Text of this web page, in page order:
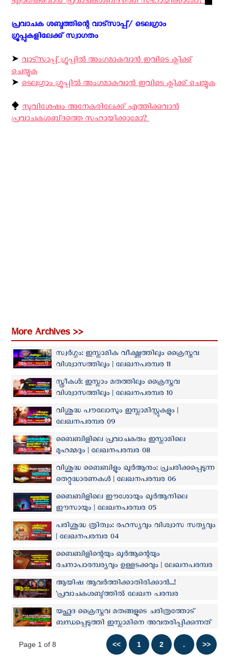
പ്രവാചക ശബ്ദത്തിന്റെ വാട്സാപ്പ്/ ടെലഗ്രാം
ഗ്രൂപ്പുകളിലേക്ക് സ്വാഗതം ‍
➤ വാട്സാപ്പ് ഗ്രൂപ്പിൽ അംഗമാകുവാൻ ഇവിടെ ക്ലിക്ക്
ചെയ്യുക
➤ ടെലഗ്രാം ഗ്രൂപ്പിൽ അംഗമാകുവാൻ ഇവിടെ ക്ലിക്ക് ചെയ്യുക
⧪ സുവിശേഷം അനേകരിലേക്ക് എത്തിക്കുവാൻ
പ്രവാചകശബ്‌ദത്തെ സഹായിക്കാമോ? ‍
More Archives >>
സ്വർഗ്ഗം: ഇസ്ലാമിക വീക്ഷ്ണത്തിലും ക്രൈസ്തവ
വിശ്വാസത്തിലും | ലേഖനപരമ്പര 11
സ്ത്രീകള്‍: ഇസ്ലാം മതത്തിലും ക്രൈസ്തവ
വിശ്വാസത്തിലും | ലേഖനപരമ്പര 10
വിശുദ്ധ പൗലോസും ഇസ്ലാമിസ്റ്റുകളും |
ലേഖനപരമ്പര 09
ബൈബിളിലെ പ്രവാചകരും ഇസ്ലാമിലെ
മുഹമ്മദും | ലേഖനപരമ്പര 08
വിശുദ്ധ ബൈബിളും ഖുര്‍ആനും: പ്രചരിക്കപ്പെടുന്ന
തെറ്റുദ്ധാരണകൾ | ലേഖനപരമ്പര 06
ബൈബിളിലെ ഈശോയും ഖുർആനിലെ
ഈസായും | ലേഖനപരമ്പര 05
പരിശുദ്ധ ത്രിത്വം: രഹസ്യവും വിശ്വാസ സത്യവും
| ലേഖനപരമ്പര 04
ബൈബിളിന്റെയും ഖുർആന്റെയും
രചനാപാരമ്പര്യവും ഉള്ളടക്കവും | ലേഖനപരമ്പര
02
ആയിഷ ആവര്‍ത്തിക്കാതിരിക്കാന്‍...!
'പ്രവാചകശബ്ദ'ത്തില്‍ ലേഖന പരമ്പര
ആരംഭിക്കുന്നു
യഹൂദ ക്രൈസ്തവ മതങ്ങളുടെ ചരിത്രത്തോട്
ബന്ധപ്പെടുത്തി ഇസ്ലാമിനെ അവതരിപ്പിക്കുന്നത്
തികച്ചും അധാർമ്മികം | ലേഖനപരമ്പര 01
Page 1 of 8